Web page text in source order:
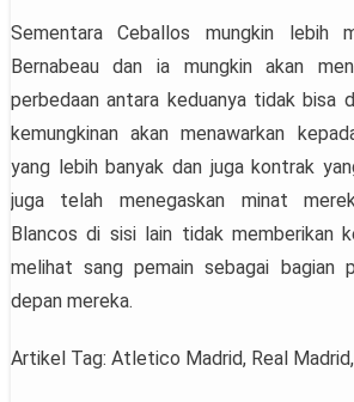
Sementara Ceballos mungkin lebih
Bernabeau dan ia mungkin akan
perbedaan antara keduanya tidak bisa
kemungkinan akan menawarkan
yang lebih banyak dan juga kontrak
juga telah menegaskan minat
Blancos di sisi lain tidak memberikan
melihat sang pemain sebagai bagian
depan mereka.
Artikel Tag: Atletico Madrid, Real